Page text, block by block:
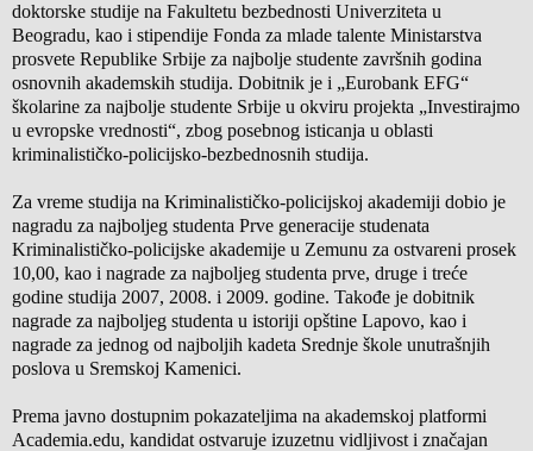
doktorske studije na Fakultetu bezbednosti Univerziteta u
Beogradu, kao i stipendije Fonda za mlade talente Ministarstva
prosvete Republike Srbije za najbolje studente završnih godina
osnovnih akademskih studija. Dobitnik je i „Eurobank EFG“
školarine za najbolje studente Srbije u okviru projekta „Investirajmo
u evropske vrednosti“, zbog posebnog isticanja u oblasti
kriminalističko-policijsko-bezbednosnih studija.
Za vreme studija na Kriminalističko-policijskoj akademiji dobio je
nagradu za najboljeg studenta Prve generacije studenata
Kriminalističko-policijske akademije u Zemunu za ostvareni prosek
10,00, kao i nagrade za najboljeg studenta prve, druge i treće
godine studija 2007, 2008. i 2009. godine. Takođe je dobitnik
nagrade za najboljeg studenta u istoriji opštine Lapovo, kao i
nagrade za jednog od najboljih kadeta Srednje škole unutrašnjih
poslova u Sremskoj Kamenici.
Prema javno dostupnim pokazateljima na akademskoj platformi
Academia.edu, kandidat ostvaruje izuzetnu vidljivost i značajan